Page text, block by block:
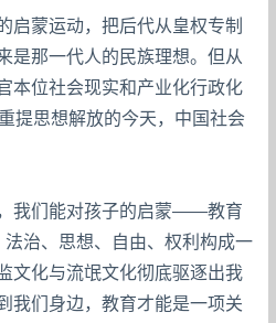
启蒙运动，把后代从皇权专制
是那一代人的民族理想。但从
本位社会现实和产业化行政化
提思想解放的今天，中国社会
我们能对孩子的启蒙——教育
治、思想、自由、权利构成一
文化与流氓文化彻底驱逐出我
我们身边，教育才能是一项关